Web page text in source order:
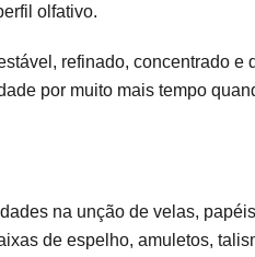
olfativo.
refinado, concentrado e
por muito mais tempo
na unção de velas,
de espelho, amuletos,